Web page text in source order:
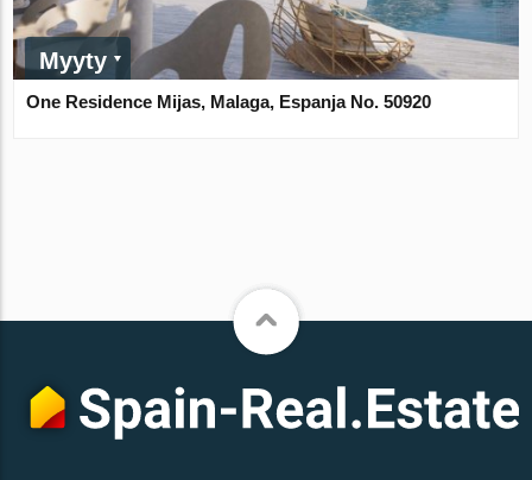
Myyty
One Residence Mijas, Malaga, Espanja No. 50920